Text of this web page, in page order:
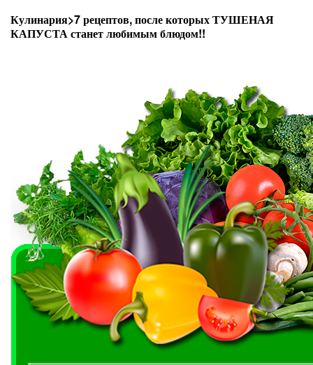
Кулинария>7 рецептов, после которых ТУШЕНАЯ
КАПУСТА станет любимым блюдом!!